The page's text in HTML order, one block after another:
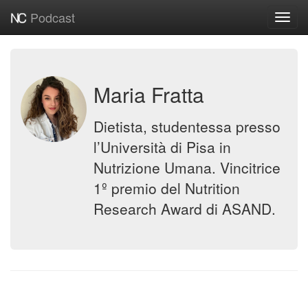
Podcast
Maria Fratta
Dietista, studentessa presso
l’Università di Pisa in
Nutrizione Umana. Vincitrice
1º premio del Nutrition
Research Award di ASAND.